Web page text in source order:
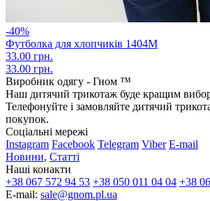
-40%
Футболка для хлопчиків 1404М
33.00 грн.
33.00 грн.
Виробник одягу - Гном ™
Наш дитячий трикотаж буде кращим
Телефонуйте і замовляйте дитячий
покупок.
Соціальні мережі
Instagram Facebook Telegram Viber E-mail
Новини, Статті
Наші конакти
+38 067 572 94 53 +38 050 011 04 04 +38
E-mail: sale@gnom.pl.ua